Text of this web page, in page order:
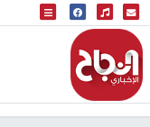
البث المباشر
إذاعة النجاح